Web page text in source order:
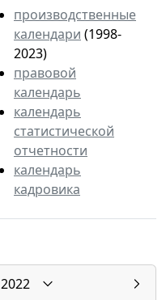
производственные
календари (1998-
2023)
правовой
календарь
календарь
статистической
отчетности
календарь
кадровика
2022